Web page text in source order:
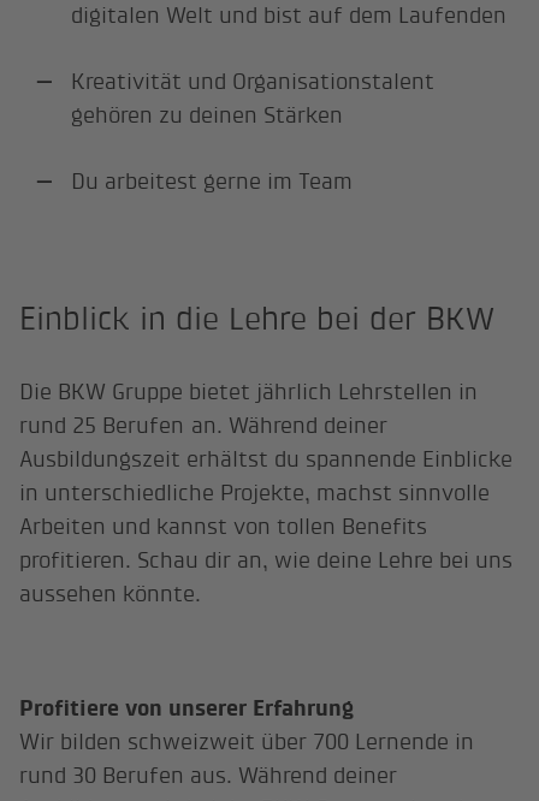
digitalen Welt und bist auf dem Laufenden
Kreativität und Organisationstalent
gehören zu deinen Stärken
Du arbeitest gerne im Team
Einblick in die Lehre bei der BKW
Die BKW Gruppe bietet jährlich Lehrstellen in
rund 25 Berufen an. Während deiner
Ausbildungszeit erhältst du spannende Einblicke
in unterschiedliche Projekte, machst sinnvolle
Arbeiten und kannst von tollen Benefits
profitieren. Schau dir an, wie deine Lehre bei uns
aussehen könnte.
Profitiere von unserer Erfahrung
Wir bilden schweizweit über 700 Lernende in
rund 30 Berufen aus. Während deiner